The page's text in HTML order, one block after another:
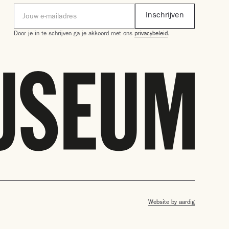
Door je in te schrijven ga je akkoord met ons privacybeleid.
Website by aardig